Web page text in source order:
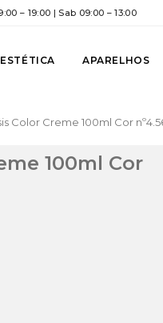
– 19:00 | Sab 09:00 – 13:00
ESTÉTICA APARELHOS
Color Creme 100ml Cor
100ml Cor